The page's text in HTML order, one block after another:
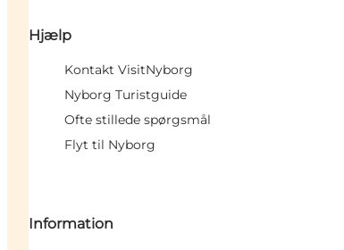
Hjælp
Kontakt VisitNyborg
Nyborg Turistguide
Ofte stillede spørgsmål
Flyt til Nyborg
Information